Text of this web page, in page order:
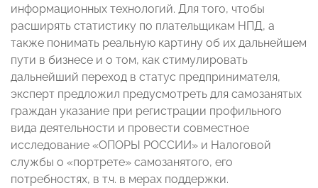
информационных технологий. Для того, чтобы
расширять статистику по плательщикам НПД, а
также понимать реальную картину об их дальнейшем
пути в бизнесе и о том, как стимулировать
дальнейший переход в статус предпринимателя,
эксперт предложил предусмотреть для самозанятых
граждан указание при регистрации профильного
вида деятельности и провести совместное
исследование «ОПОРЫ РОССИИ» и Налоговой
службы о «портрете» самозанятого, его
потребностях, в т.ч. в мерах поддержки.